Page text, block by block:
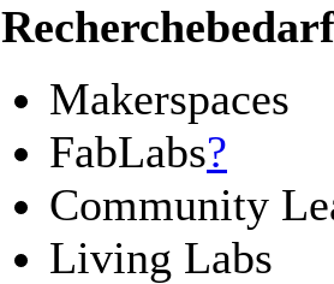
Recherchebedarf
Makerspaces
FabLabs?
Community
Living Labs